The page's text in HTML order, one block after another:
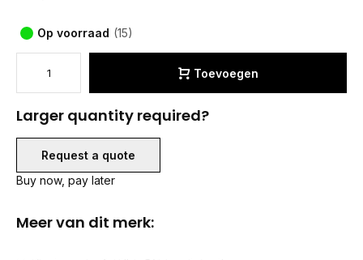
Op voorraad (15)
Toevoegen
Larger quantity required?
Request a quote
Buy now, pay later
Meer van dit merk: